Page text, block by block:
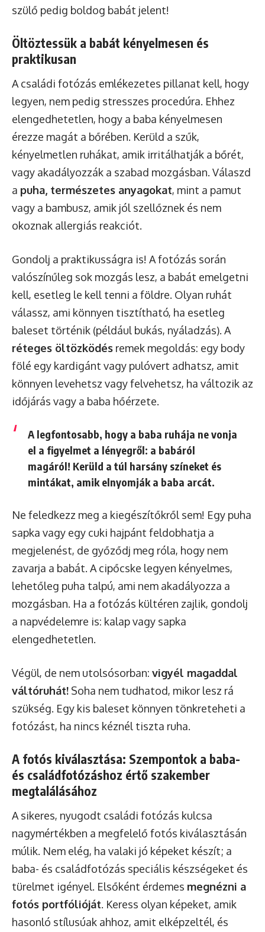
szülő pedig boldog babát jelent!
Öltöztessük a babát kényelmesen és
praktikusan
A családi fotózás emlékezetes pillanat kell, hogy
legyen, nem pedig stresszes procedúra. Ehhez
elengedhetetlen, hogy a baba kényelmesen
érezze magát a bőrében. Kerüld a szűk,
kényelmetlen ruhákat, amik irritálhatják a bőrét,
vagy akadályozzák a szabad mozgásban. Válaszd
a puha, természetes anyagokat, mint a pamut
vagy a bambusz, amik jól szellőznek és nem
okoznak allergiás reakciót.
Gondolj a praktikusságra is! A fotózás során
valószínűleg sok mozgás lesz, a babát emelgetni
kell, esetleg le kell tenni a földre. Olyan ruhát
válassz, ami könnyen tisztítható, ha esetleg
baleset történik (például bukás, nyáladzás). A
réteges öltözködés remek megoldás: egy body
fölé egy kardigánt vagy pulóvert adhatsz, amit
könnyen levehetsz vagy felvehetsz, ha változik az
időjárás vagy a baba hőérzete.
A legfontosabb, hogy a baba ruhája ne vonja
el a figyelmet a lényegről: a babáról
magáról! Kerüld a túl harsány színeket és
mintákat, amik elnyomják a baba arcát.
Ne feledkezz meg a kiegészítőkről sem! Egy puha
sapka vagy egy cuki hajpánt feldobhatja a
megjelenést, de győződj meg róla, hogy nem
zavarja a babát. A cipőcske legyen kényelmes,
lehetőleg puha talpú, ami nem akadályozza a
mozgásban. Ha a fotózás kültéren zajlik, gondolj
a napvédelemre is: kalap vagy sapka
elengedhetetlen.
Végül, de nem utolsósorban: vigyél magaddal
váltóruhát! Soha nem tudhatod, mikor lesz rá
szükség. Egy kis baleset könnyen tönkreteheti a
fotózást, ha nincs kéznél tiszta ruha.
A fotós kiválasztása: Szempontok a baba-
és családfotózáshoz értő szakember
megtalálásához
A sikeres, nyugodt családi fotózás kulcsa
nagymértékben a megfelelő fotós kiválasztásán
múlik. Nem elég, ha valaki jó képeket készít; a
baba- és családfotózás speciális készségeket és
türelmet igényel. Elsőként érdemes megnézni a
fotós portfólióját. Keress olyan képeket, amik
hasonló stílusúak ahhoz, amit elképzeltél, és